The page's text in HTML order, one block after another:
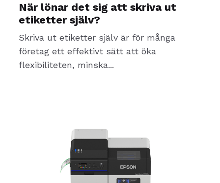
När lönar det sig att skriva ut
etiketter själv?
Skriva ut etiketter själv är för många
företag ett effektivt sätt att öka
flexibiliteten, minska...